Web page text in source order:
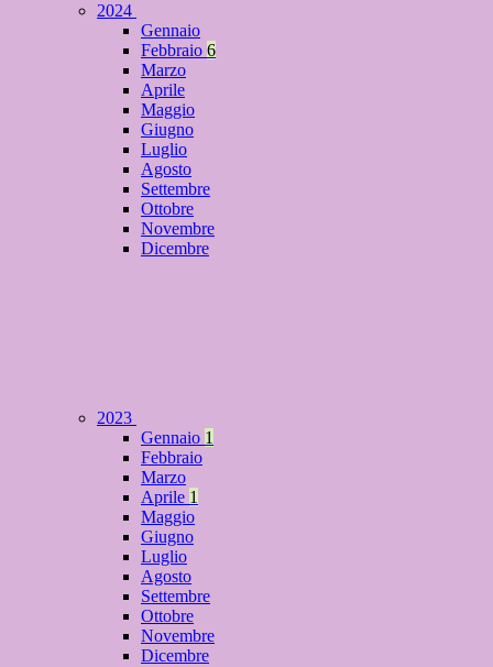
2024
Gennaio
Febbraio 6
Marzo
Aprile
Maggio
Giugno
Luglio
Agosto
Settembre
Ottobre
Novembre
Dicembre
2023
Gennaio 1
Febbraio
Marzo
Aprile 1
Maggio
Giugno
Luglio
Agosto
Settembre
Ottobre
Novembre
Dicembre